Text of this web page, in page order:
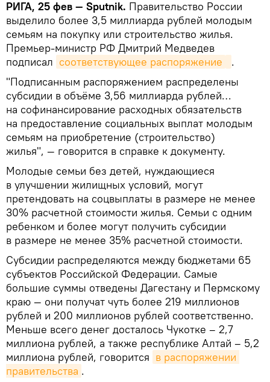
РИГА, 25 фев — Sputnik. Правительство России
выделило более 3,5 миллиарда рублей молодым
семьям на покупку или строительство жилья.
Премьер-министр РФ Дмитрий Медведев
подписал соответствующее распоряжение
.
"Подписанным распоряжением распределены
субсидии в объёме 3,56 миллиарда рублей…
на софинансирование расходных обязательств
на предоставление социальных выплат молодым
семьям на приобретение (строительство)
жилья", — говорится в справке к документу.
Молодые семьи без детей, нуждающиеся
в улучшении жилищных условий, могут
претендовать на соцвыплаты в размере не менее
30% расчетной стоимости жилья. Семьи с одним
ребенком и более могут получить субсидии
в размере не менее 35% расчетной стоимости.
Субсидии распределяются между бюджетами 65
субъектов Российской Федерации. Самые
большие суммы отведены Дагестану и Пермскому
краю — они получат чуть более 219 миллионов
рублей и 200 миллионов рублей соответственно.
Меньше всего денег досталось Чукотке – 2,7
миллиона рублей, а также республике Алтай – 5,2
миллиона рублей, говорится в распоряжении
правительства .